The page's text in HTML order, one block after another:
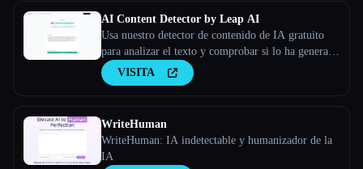
AI Content Detector by Leap AI
Usa nuestro detector de contenido de IA gratuito
para analizar el texto y comprobar si lo ha generado
la IA o no. Herramienta AI Checker, 100% gratis
para siempre.
VISITA
WriteHuman
WriteHuman: IA indetectable y humanizador de la
IA